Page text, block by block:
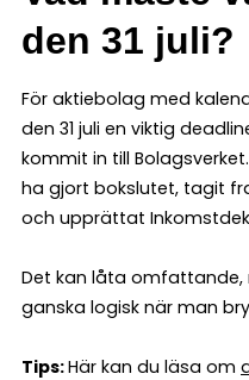
den 31 juli?
För aktiebolag med
den 31 juli en viktig
kommit in till
ha gjort bokslutet, tagit
och upprättat
Det kan låta omfattande,
ganska logisk när man
Tips:Här kan du läsa om